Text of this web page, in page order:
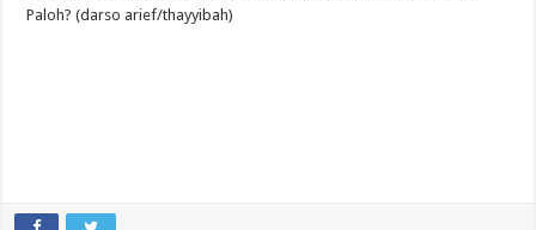
Paloh? (darso arief/thayyibah)